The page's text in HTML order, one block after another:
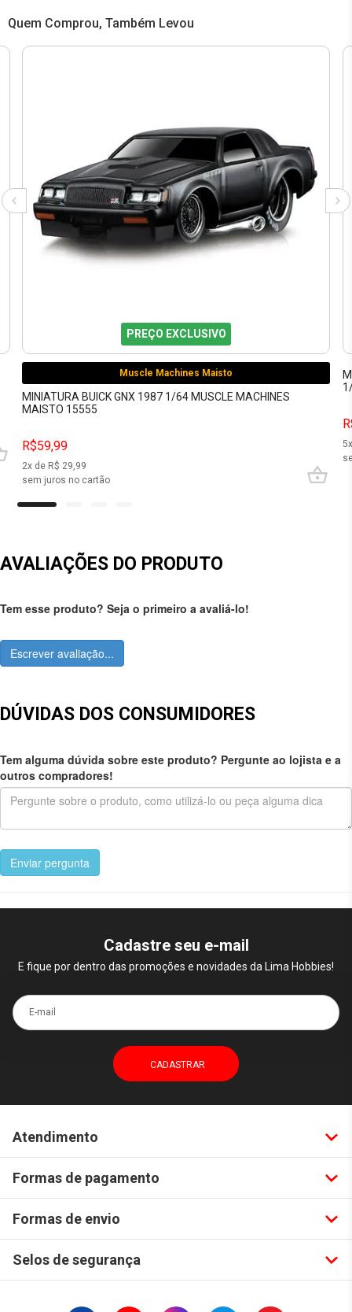
Quem Comprou, Também Levou
PREÇO EXCLUSIVO
Muscle Machines Maisto
MINIATURA BUICK GNX 1987 1/64 MUSCLE MACHINES
MAISTO 15555
R$59,99
2x de R$ 29,99
sem juros no cartão
5
AVALIAÇÕES DO PRODUTO
Tem esse produto? Seja o primeiro a avaliá-lo!
Escrever avaliação...
DÚVIDAS DOS CONSUMIDORES
Tem alguma dúvida sobre este produto? Pergunte ao lojista e a
outros compradores!
Enviar pergunta
Cadastre seu e-mail
E fique por dentro das promoções e novidades da Lima Hobbies!
E-mail
Atendimento
Formas de pagamento
Formas de envio
Selos de segurança